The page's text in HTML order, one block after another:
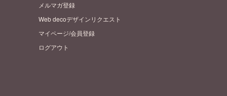
メルマガ登録
Web decoデザインリクエスト
マイページ/会員登録
ログアウト